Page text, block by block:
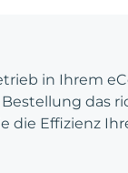
in Ihrem
Bestellung das
die Effizienz